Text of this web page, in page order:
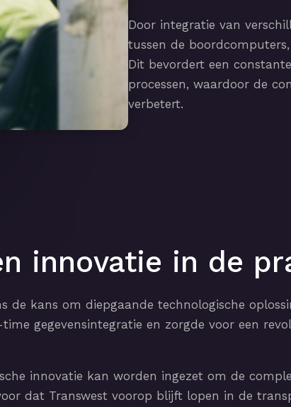
Door integratie van
tussen de
Dit bevordert een
processen, waardoor de
verbetert.
innovatie in de
de kans om diepgaande technologische
gegevensintegratie en zorgde voor een
innovatie kan worden ingezet om de
dat Transwest voorop blijft lopen in de